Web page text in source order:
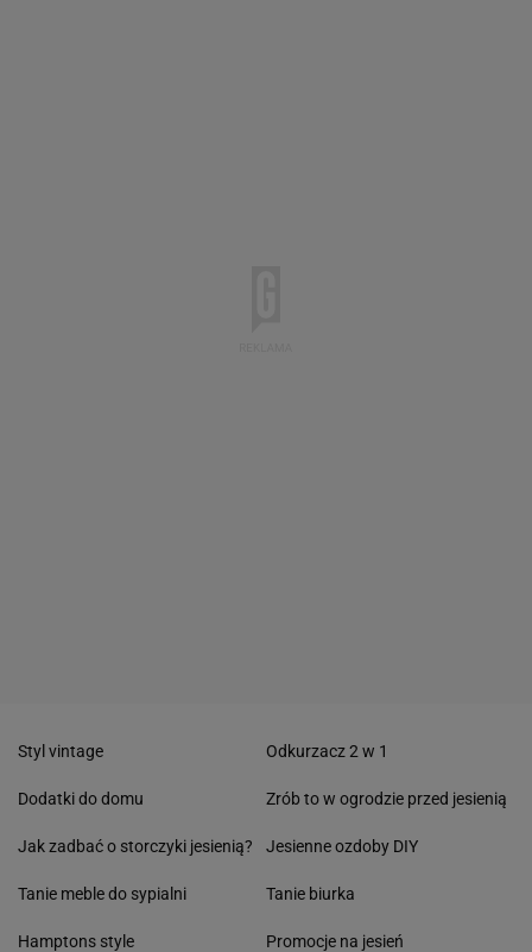
Styl vintage
Dodatki do domu
Jak zadbać o storczyki jesienią?
Tanie meble do sypialni
Hamptons style
Odkurzacz 2 w 1
Zrób to w ogrodzie przed jesienią
Jesienne ozdoby DIY
Tanie biurka
Promocje na jesień